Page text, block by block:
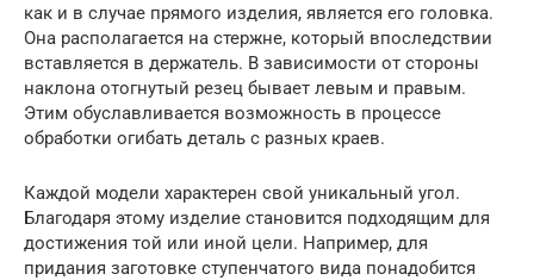
как и в случае прямого изделия, является его головка.
Она располагается на стержне, который впоследствии
вставляется в держатель. В зависимости от стороны
наклона отогнутый резец бывает левым и правым.
Этим обуславливается возможность в процессе
обработки огибать деталь с разных краев.
Каждой модели характерен свой уникальный угол.
Благодаря этому изделие становится подходящим для
достижения той или иной цели. Например, для
придания заготовке ступенчатого вида понадобится